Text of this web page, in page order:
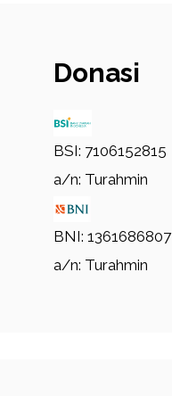
Donasi
BSI: 7106152815
a/n: Turahmin
BNI: 1361686807
a/n: Turahmin